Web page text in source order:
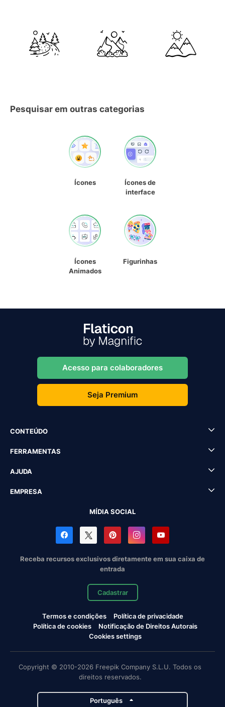
Pesquisar em outras categorias
Ícones
Ícones de
interface
Ícones
Animados
Figurinhas
Acesso para colaboradores
Seja Premium
CONTEÚDO
FERRAMENTAS
AJUDA
EMPRESA
MÍDIA SOCIAL
Receba recursos exclusivos diretamente em sua caixa de
entrada
Cadastrar
Termos e condições
Política de privacidade
Política de cookies
Notificação de Direitos Autorais
Cookies settings
Copyright © 2010-2026 Freepik Company S.L.U. Todos os
direitos reservados.
Português